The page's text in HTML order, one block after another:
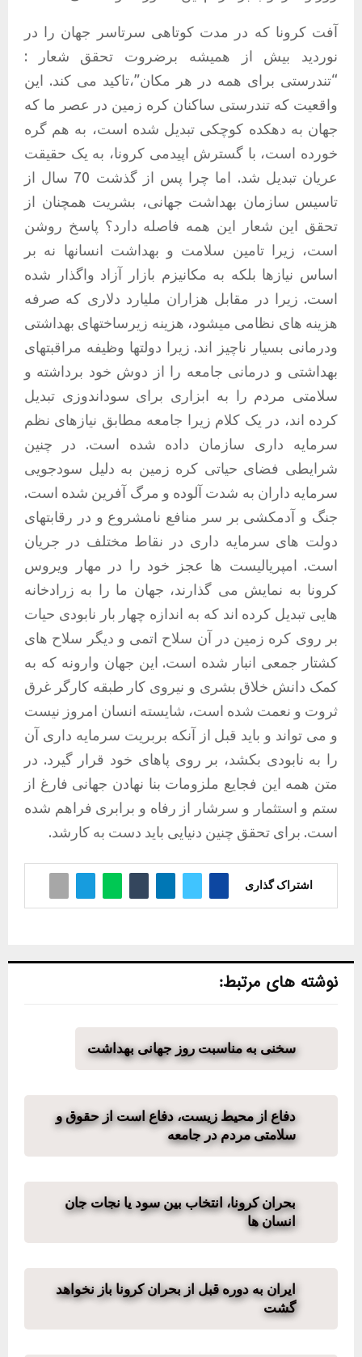
آفت کرونا که در مدت کوتاهی سرتاسر جهان را در
نوردید بیش از همیشه برضروت تحقق شعار :
“تندرستی برای همه در هر مکان”،تاکید می کند. این
واقعیت که تندرستی ساکنان کره زمین در عصر ما که
جهان به دهکده کوچکی تبدیل شده است، به هم گره
خورده است، با گسترش اپیدمی کرونا، به یک حقیقت
عریان تبدیل شد. اما چرا پس از گذشت 70 سال از
تاسیس سازمان بهداشت جهانی، بشریت همچنان از
تحقق این شعار این همه فاصله دارد؟ پاسخ روشن
است، زیرا تامین سلامت و بهداشت انسانها نه بر
اساس نیازها بلکه به مکانیزم بازار آزاد واگذار شده
است. زیرا در مقابل هزاران ملیارد دلاری که صرفه
هزینه های نظامی میشود، هزینه زیرساختهای بهداشتی
ودرمانی بسیار ناچیز اند. زیرا دولتها وظیفه مراقبتهای
بهداشتی و درمانی جامعه را از دوش خود برداشته و
سلامتی مردم را به ابزاری برای سوداندوزی تبدیل
کرده اند، در یک کلام زیرا جامعه مطابق نیازهای نظم
سرمایه داری سازمان داده شده است. در چنین
شرایطی فضای حیاتی کره زمین به دلیل سودجویی
سرمایه داران به شدت آلوده و مرگ آفرین شده است.
جنگ و آدمکشی بر سر منافع نامشروع و در رقابتهای
دولت های سرمایه داری در نقاط مختلف در جریان
است. امپریالیست ها عجز خود را در مهار ویروس
کرونا به نمایش می گذارند، جهان ما را به زرادخانه
هایی تبدیل کرده اند که به اندازه چهار بار نابودی حیات
بر روی کره زمین در آن سلاح اتمی و دیگر سلاح های
کشتار جمعی انبار شده است. این جهان وارونه که به
کمک دانش خلاق بشری و نیروی کار طبقه کارگر غرق
ثروت و نعمت شده است، شایسته انسان امروز نیست
و می تواند و باید قبل از آنکه بربریت سرمایه داری آن
را به نابودی بکشد، بر روی پاهای خود قرار گیرد. در
متن همه این فجایع ملزومات بنا نهادن جهانی فارغ از
ستم و استثمار و سرشار از رفاه و برابری فراهم شده
است. برای تحقق چنین دنیایی باید دست به کارشد.
اشتراک گذاری
نوشته های مرتبط:
سخنی به مناسبت روز جهانی بهداشت
دفاع از محیط زیست، دفاع است از حقوق و
سلامتی مردم در جامعه
بحران کرونا، انتخاب بین سود یا نجات جان
انسان ها
ایران به دوره قبل از بحران کرونا باز نخواهد
گشت